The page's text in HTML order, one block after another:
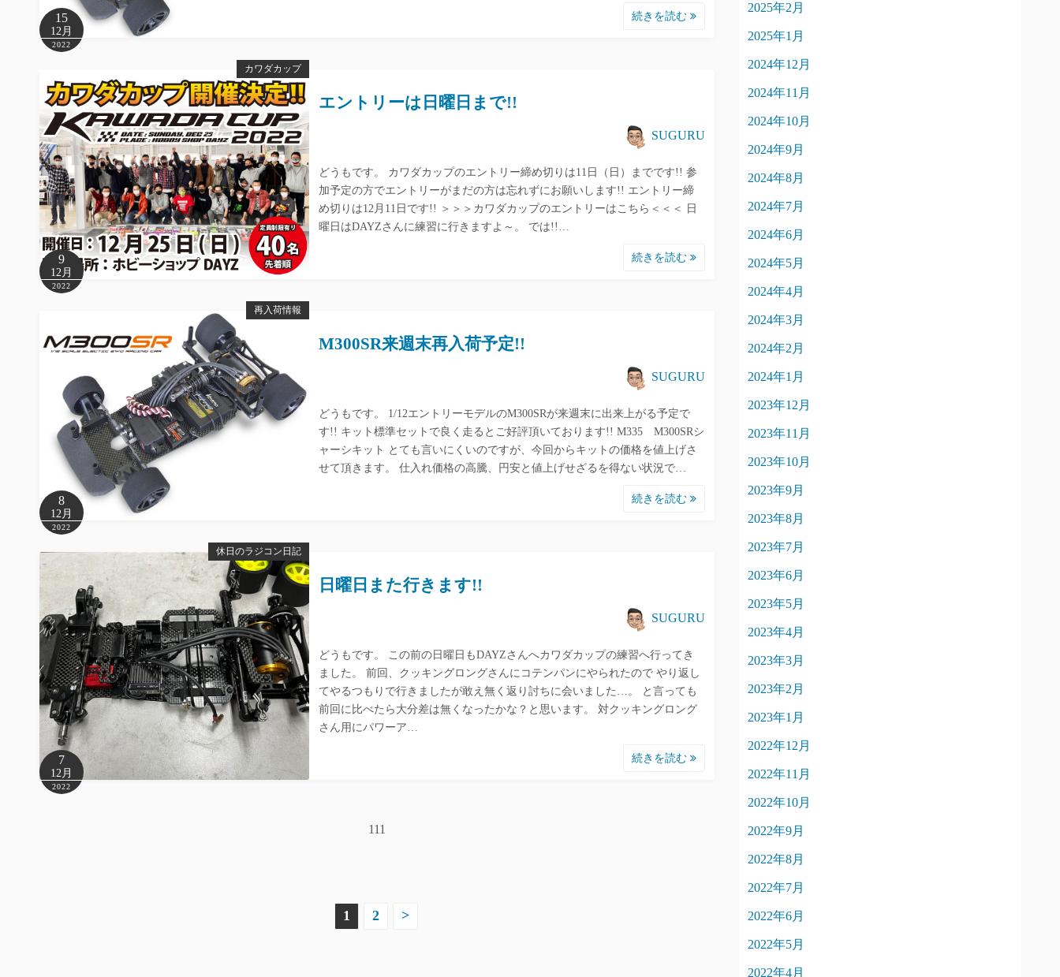
15
12月
2022
続きを読む
カワダカップ
9
12月
2022
エントリーは日曜日まで!!
SUGURU
どうもです。 カワダカップのエントリー締め切りは11日（日）までです!! 参
加予定の方でエントリーがまだの方は忘れずにお願いします!! エントリー締
め切りは12月11日です!! ＞＞＞カワダカップのエントリーはこちら＜＜＜ 日
曜日はDAYZさんに練習に行きますよ～。 では!!…
続きを読む
再入荷情報
8
12月
2022
M300SR来週末再入荷予定!!
SUGURU
どうもです。 1/12エントリーモデルのM300SRが来週末に出来上がる予定で
す!! キット標準セットで良く走るとご好評頂いております!! M335 M300SRシ
ャーシキット とても言いにくいのですが、今回からキットの価格を値上げさ
せて頂きます。 仕入れ価格の高騰、円安と値上げせざるを得ない状況で…
続きを読む
休日のラジコン日記
7
12月
2022
日曜日また行きます!!
SUGURU
どうもです。 この前の日曜日もDAYZさんへカワダカップの練習へ行ってき
ました。 前回、クッキングロングさんにコテンパンにやられたので やり返し
てやるつもりで行きましたが敢え無く返り討ちに会いました…。 と言っても
前回に比べたら大分差は無くなったかな？と思います。 対クッキングロング
さん用にパワーア…
続きを読む
111
1 2 >
2025年2月
2025年1月
2024年12月
2024年11月
2024年10月
2024年9月
2024年8月
2024年7月
2024年6月
2024年5月
2024年4月
2024年3月
2024年2月
2024年1月
2023年12月
2023年11月
2023年10月
2023年9月
2023年8月
2023年7月
2023年6月
2023年5月
2023年4月
2023年3月
2023年2月
2023年1月
2022年12月
2022年11月
2022年10月
2022年9月
2022年8月
2022年7月
2022年6月
2022年5月
2022年4月